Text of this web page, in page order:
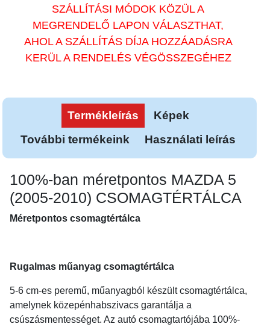
SZÁLLÍTÁSI MÓDOK KÖZÜL A
MEGRENDELŐ LAPON VÁLASZTHAT,
AHOL A SZÁLLÍTÁS DÍJA HOZZÁADÁSRA
KERÜL A RENDELÉS VÉGÖSSZEGÉHEZ
Termékleírás
Képek
További termékeink
Használati leírás
100%-ban méretpontos MAZDA 5
(2005-2010) CSOMAGTÉRTÁLCA
Méretpontos csomagtértálca
Rugalmas műanyag csomagtértálca
5-6 cm-es peremű, műanyagból készült csomagtértálca,
amelynek közepénhabszivacs garantálja a
csúszásmentességet. Az autó csomagtartójába 100%-